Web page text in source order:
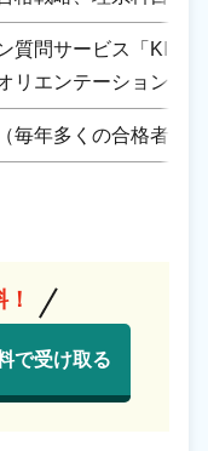
質問サービス「
リエンテーション、
毎年多くの合格者を
で受け取る